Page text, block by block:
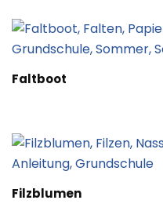
Faltboot
Filzblumen